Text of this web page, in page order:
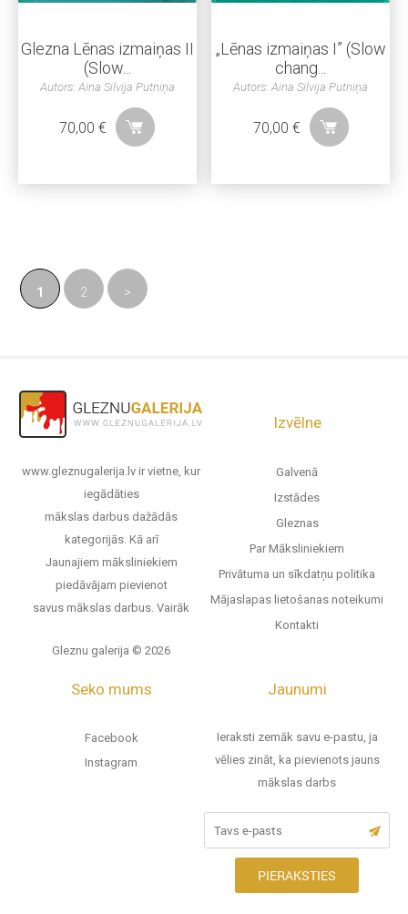
Glezna Lēnas izmaiņas II
(Slow...
Autors: Aina Silvija Putniņa
70,00€
„Lēnas izmaiņas I” (Slow
chang...
Autors: Aina Silvija Putniņa
70,00 €
1 2 >
www.gleznugalerija.lv ir vietne, kur
iegādāties
mākslas darbus dažādās
kategorijās. Kā arī
Jaunajiem māksliniekiem
piedāvājam pievienot
savus mākslas darbus. Vairāk
Gleznu galerija © 2026
Izvēlne
Galvenā
Izstādes
Gleznas
Par Māksliniekiem
Privātuma un sīkdatņu politika
Mājaslapas lietošanas noteikumi
Kontakti
Seko mums
Facebook
Instagram
Jaunumi
Ieraksti zemāk savu e-pastu, ja
vēlies zināt, ka pievienots jauns
mākslas darbs